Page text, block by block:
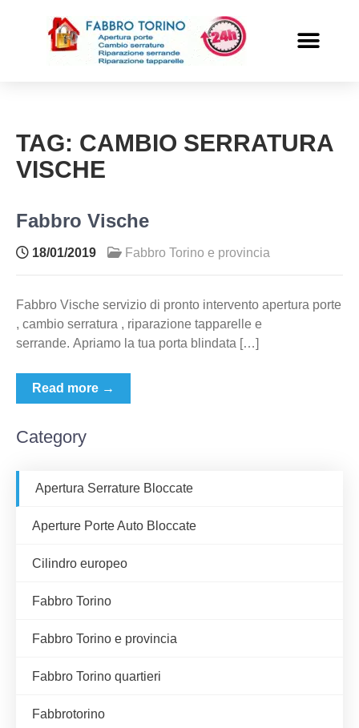
TAG: CAMBIO SERRATURA
VISCHE
Fabbro Vische
18/01/2019 Fabbro Torino e provincia
Fabbro Vische servizio di pronto intervento apertura porte
, cambio serratura , riparazione tapparelle e
serrande. Apriamo la tua porta blindata […]
Read more →
Category
Apertura Serrature Bloccate
Aperture Porte Auto Bloccate
Cilindro europeo
Fabbro Torino
Fabbro Torino e provincia
Fabbro Torino quartieri
Fabbrotorino